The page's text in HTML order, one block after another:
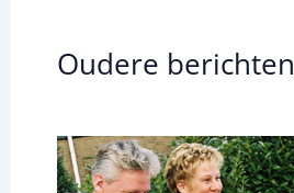
Oudere berichten